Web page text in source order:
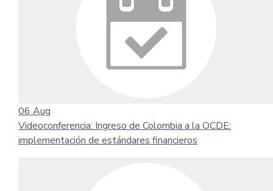
06 Aug
Videoconferencia: Ingreso de Colombia a la OCDE:
implementación de estándares financieros